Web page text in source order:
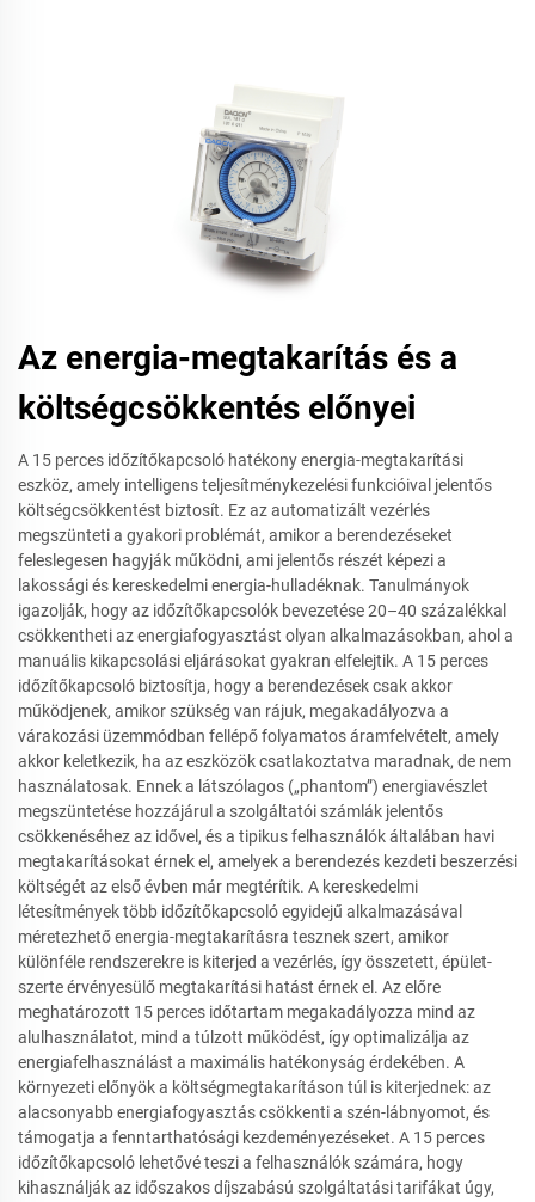
Az energia-megtakarítás és a
költségcsökkentés előnyei
A 15 perces időzítőkapcsoló hatékony energia-megtakarítási
eszköz, amely intelligens teljesítménykezelési funkcióival jelentős
költségcsökkentést biztosít. Ez az automatizált vezérlés
megszünteti a gyakori problémát, amikor a berendezéseket
feleslegesen hagyják működni, ami jelentős részét képezi a
lakossági és kereskedelmi energia-hulladéknak. Tanulmányok
igazolják, hogy az időzítőkapcsolók bevezetése 20–40 százalékkal
csökkentheti az energiafogyasztást olyan alkalmazásokban, ahol a
manuális kikapcsolási eljárásokat gyakran elfelejtik. A 15 perces
időzítőkapcsoló biztosítja, hogy a berendezések csak akkor
működjenek, amikor szükség van rájuk, megakadályozva a
várakozási üzemmódban fellépő folyamatos áramfelvételt, amely
akkor keletkezik, ha az eszközök csatlakoztatva maradnak, de nem
használatosak. Ennek a látszólagos („phantom”) energiavészlet
megszüntetése hozzájárul a szolgáltatói számlák jelentős
csökkenéséhez az idővel, és a tipikus felhasználók általában havi
megtakarításokat érnek el, amelyek a berendezés kezdeti beszerzési
költségét az első évben már megtérítik. A kereskedelmi
létesítmények több időzítőkapcsoló egyidejű alkalmazásával
méretezhető energia-megtakarításra tesznek szert, amikor
különféle rendszerekre is kiterjed a vezérlés, így összetett, épület-
szerte érvényesülő megtakarítási hatást érnek el. Az előre
meghatározott 15 perces időtartam megakadályozza mind az
alulhasználatot, mind a túlzott működést, így optimalizálja az
energiafelhasználást a maximális hatékonyság érdekében. A
környezeti előnyök a költségmegtakarításon túl is kiterjednek: az
alacsonyabb energiafogyasztás csökkenti a szén-lábnyomot, és
támogatja a fenntarthatósági kezdeményezéseket. A 15 perces
időzítőkapcsoló lehetővé teszi a felhasználók számára, hogy
kihasználják az időszakos díjszabású szolgáltatási tarifákat úgy,